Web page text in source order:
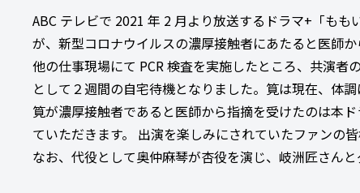
ABC テレビで 2021 年 2 月より放送するドラマ+「も
が、新型コロナウイルスの濃厚接触者にあたると医師
他の仕事現場にて PCR 検査を実施したところ、共演
として２週間の自宅待機となりました。筧は現在、体調
筧が濃厚接触者であると医師から指摘を受けたのは本
ていただきます。 出演を楽しみにされていたファンの
なお、代役として奥仲麻琴が杏役を演じ、岐洲匠さんと